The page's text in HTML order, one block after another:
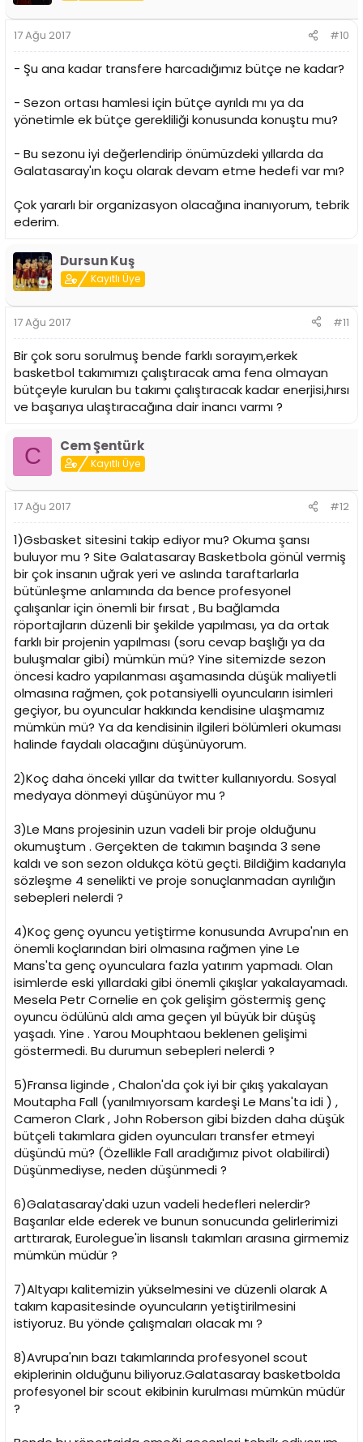
17 Ağu 2017 #10
- Şu ana kadar transfere harcadığımız bütçe ne kadar?
- Sezon ortası hamlesi için bütçe ayrıldı mı ya da
yönetimle ek bütçe gerekliliği konusunda konuştu mu?
- Bu sezonu iyi değerlendirip önümüzdeki yıllarda da
Galatasaray'ın koçu olarak devam etme hedefi var mı?
Çok yararlı bir organizasyon olacağına inanıyorum, tebrik
ederim.
Dursun Kuş
Kayıtlı Üye
17 Ağu 2017 #11
Bir çok soru sorulmuş bende farklı sorayım,erkek
basketbol takımımızı çalıştıracak ama fena olmayan
bütçeyle kurulan bu takımı çalıştıracak kadar enerjisi,hırsı
ve başarıya ulaştıracağına dair inancı varmı ?
C Cem Şentürk
Kayıtlı Üye
17 Ağu 2017 #12
1)Gsbasket sitesini takip ediyor mu? Okuma şansı
buluyor mu ? Site Galatasaray Basketbola gönül vermiş
bir çok insanın uğrak yeri ve aslında taraftarlarla
bütünleşme anlamında da bence profesyonel
çalışanlar için önemli bir fırsat , Bu bağlamda
röportajların düzenli bir şekilde yapılması, ya da ortak
farklı bir projenin yapılması (soru cevap başlığı ya da
buluşmalar gibi) mümkün mü? Yine sitemizde sezon
öncesi kadro yapılanması aşamasında düşük maliyetli
olmasına rağmen, çok potansiyelli oyuncuların isimleri
geçiyor, bu oyuncular hakkında kendisine ulaşmamız
mümkün mü? Ya da kendisinin ilgileri bölümleri okuması
halinde faydalı olacağını düşünüyorum.
2)Koç daha önceki yıllar da twitter kullanıyordu. Sosyal
medyaya dönmeyi düşünüyor mu ?
3)Le Mans projesinin uzun vadeli bir proje olduğunu
okumuştum . Gerçekten de takımın başında 3 sene
kaldı ve son sezon oldukça kötü geçti. Bildiğim kadarıyla
sözleşme 4 senelikti ve proje sonuçlanmadan ayrılığın
sebepleri nelerdi ?
4)Koç genç oyuncu yetiştirme konusunda Avrupa'nın en
önemli koçlarından biri olmasına rağmen yine Le
Mans'ta genç oyunculara fazla yatırım yapmadı. Olan
isimlerde eski yıllardaki gibi önemli çıkışlar yakalayamadı.
Mesela Petr Cornelie en çok gelişim göstermiş genç
oyuncu ödülünü aldı ama geçen yıl büyük bir düşüş
yaşadı. Yine . Yarou Mouphtaou beklenen gelişimi
göstermedi. Bu durumun sebepleri nelerdi ?
5)Fransa liginde , Chalon'da çok iyi bir çıkış yakalayan
Moutapha Fall (yanılmıyorsam kardeşi Le Mans'ta idi ) ,
Cameron Clark , John Roberson gibi bizden daha düşük
bütçeli takımlara giden oyuncuları transfer etmeyi
düşündü mü? (Özellikle Fall aradığımız pivot olabilirdi)
Düşünmediyse, neden düşünmedi ?
6)Galatasaray'daki uzun vadeli hedefleri nelerdir?
Başarılar elde ederek ve bunun sonucunda gelirlerimizi
arttırarak, Eurolegue'in lisanslı takımları arasına girmemiz
mümkün müdür ?
7)Altyapı kalitemizin yükselmesini ve düzenli olarak A
takım kapasitesinde oyuncuların yetiştirilmesini
istiyoruz. Bu yönde çalışmaları olacak mı ?
8)Avrupa'nın bazı takımlarında profesyonel scout
ekiplerinin olduğunu biliyoruz.Galatasaray basketbolda
profesyonel bir scout ekibinin kurulması mümkün müdür
?